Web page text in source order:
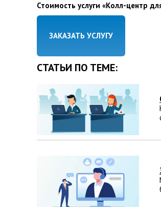
Стоимость услуги «Колл-центр
ЗАКАЗАТЬ УСЛУГУ
СТАТЬИ ПО ТЕМЕ: